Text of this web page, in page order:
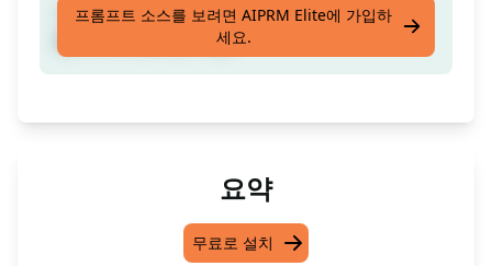
키워드 또는 아웃라인을 입력하고 (최상의 결과
를 위해 아웃라인 사용)
프롬프트 소스를 보려면 AIPRM Elite에 가입하
세요.
요약
무료로 설치